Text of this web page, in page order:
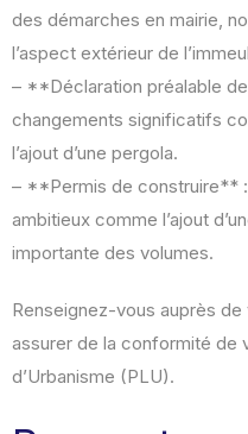
des démarches en mairie,
l’aspect extérieur de
– **Déclaration préalable
changements significatifs
l’ajout d’une pergola.
– **Permis de construire**
ambitieux comme l’ajout
importante des volumes.
Renseignez-vous auprès
assurer de la conformité de
d’Urbanisme (PLU).